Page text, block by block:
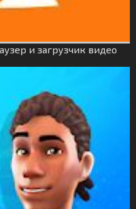
и загрузчик видео